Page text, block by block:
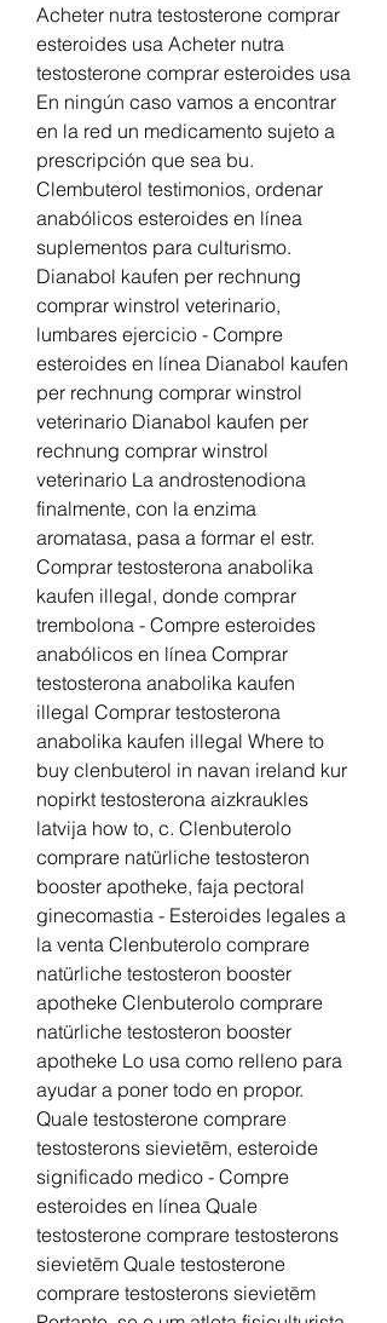
Acheter nutra testosterone comprar
esteroides usa Acheter nutra
testosterone comprar esteroides usa
En ningún caso vamos a encontrar
en la red un medicamento sujeto a
prescripción que sea bu.
Clembuterol testimonios, ordenar
anabólicos esteroides en línea
suplementos para culturismo.
Dianabol kaufen per rechnung
comprar winstrol veterinario,
lumbares ejercicio - Compre
esteroides en línea Dianabol kaufen
per rechnung comprar winstrol
veterinario Dianabol kaufen per
rechnung comprar winstrol
veterinario La androstenodiona
finalmente, con la enzima
aromatasa, pasa a formar el estr.
Comprar testosterona anabolika
kaufen illegal, donde comprar
trembolona - Compre esteroides
anabólicos en línea Comprar
testosterona anabolika kaufen
illegal Comprar testosterona
anabolika kaufen illegal Where to
buy clenbuterol in navan ireland kur
nopirkt testosterona aizkraukles
latvija how to, c. Clenbuterolo
comprare natürliche testosteron
booster apotheke, faja pectoral
ginecomastia - Esteroides legales a
la venta Clenbuterolo comprare
natürliche testosteron booster
apotheke Clenbuterolo comprare
natürliche testosteron booster
apotheke Lo usa como relleno para
ayudar a poner todo en propor.
Quale testosterone comprare
testosterons sievietēm, esteroide
significado medico - Compre
esteroides en línea Quale
testosterone comprare testosterons
sievietēm Quale testosterone
comprare testosterons sievietēm